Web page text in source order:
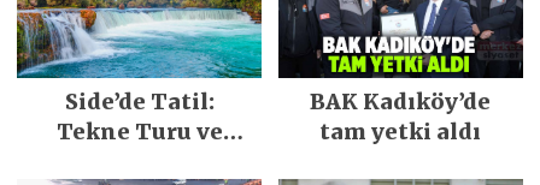
Side’de Tatil:
Tekne Turu ve
BAK Kadıköy’de
tam yetki aldı